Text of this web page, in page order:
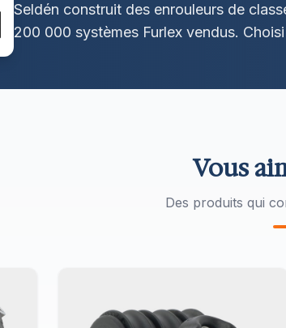
Seldén construit des enrouleurs de
200 000 systèmes Furlex vendus.
Vous
Des produits qui